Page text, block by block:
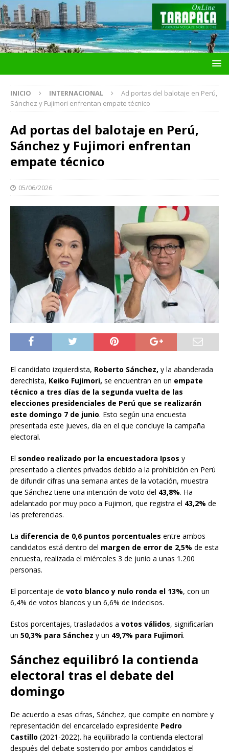
INICIO INTERNACIONAL
Ad portas del balotaje en Perú,
Sánchez y Fujimori enfrentan empate técnico
Ad portas del balotaje en Perú,
Sánchez y Fujimori enfrentan
empate técnico
05/06/2026
El candidato izquierdista, Roberto Sánchez, y la abanderada
derechista, Keiko Fujimori, se encuentran en un empate
técnico a tres días de la segunda vuelta de las
elecciones presidenciales de Perú que se realizarán
este domingo 7 de junio. Esto según una encuesta
presentada este jueves, día en el que concluye la campaña
electoral.
El sondeo realizado por la encuestadora Ipsos y
presentado a clientes privados debido a la prohibición en Perú
de difundir cifras una semana antes de la votación, muestra
que Sánchez tiene una intención de voto del 43,8%. Ha
adelantado por muy poco a Fujimori, que registra el 43,2% de
las preferencias.
La diferencia de 0,6 puntos porcentuales entre ambos
candidatos está dentro del margen de error de 2,5% de esta
encuesta, realizada el miércoles 3 de junio a unas 1.200
personas.
El porcentaje de voto blanco y nulo ronda el 13%, con un
6,4% de votos blancos y un 6,6% de indecisos.
Estos porcentajes, trasladados a votos válidos, significarían
un 50,3% para Sánchez y un 49,7% para Fujimori.
Sánchez equilibró la contienda
electoral tras el debate del
domingo
De acuerdo a esas cifras, Sánchez, que compite en nombre y
representación del encarcelado expresidente Pedro
Castillo (2021-2022). ha equilibrado la contienda electoral
después del debate sostenido por ambos candidatos el